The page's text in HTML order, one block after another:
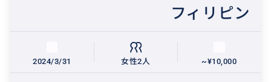
フィリピン
2024/3/31 女性2人 ~¥10,000